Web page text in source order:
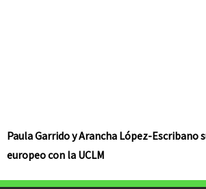
Paula Garrido y Arancha López-Escribano
europeo con la UCLM